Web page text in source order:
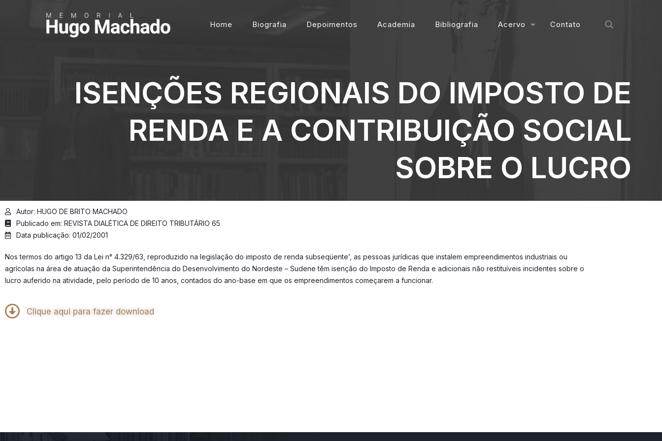
Home Biografia Depoimentos Academia Bibliografia Acervo Contato
ISENÇÕES REGIONAIS DO IMPOSTO DE
RENDA E A CONTRIBUIÇÃO SOCIAL
SOBRE O LUCRO
Autor: HUGO DE BRITO MACHADO
Publicado em: REVISTA DIALÉTICA DE DIREITO TRIBUTÁRIO 65
Data publicação: 01/02/2001
Nos termos do artigo 13 da Lei n° 4.329/63, reproduzido na legislação do imposto de renda subseqüente’, as pessoas jurídicas que instalem empreendimentos industriais ou
agrícolas na área de atuação da Superintendência do Desenvolvimento do Nordeste – Sudene têm isenção do Imposto de Renda e adicionais não restituíveis incidentes sobre o
lucro auferido na atividade, pelo período de 10 anos, contados do ano-base em que os empreendimentos começarem a funcionar.
Clique aqui para fazer download